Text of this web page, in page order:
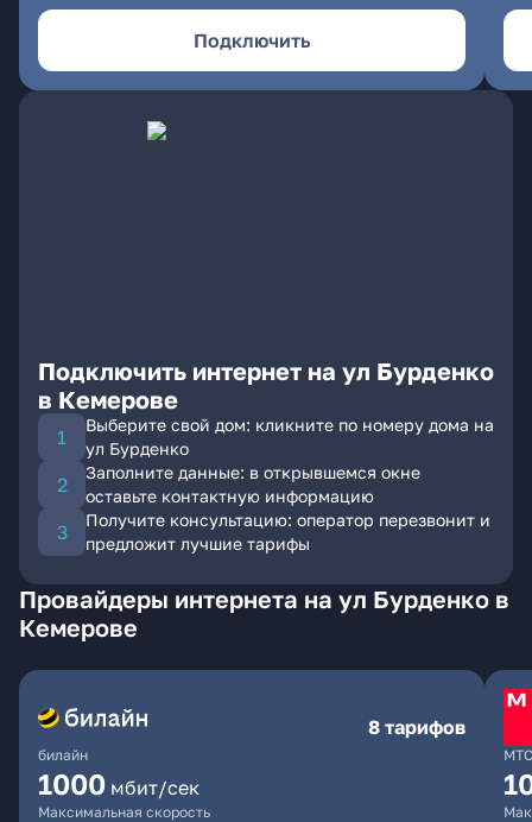
Подключить
Подключить интернет на ул Бурденко
в Кемерове
Выберите свой дом: кликните по номеру дома на
ул Бурденко
Заполните данные: в открывшемся окне
оставьте контактную информацию
Получите консультацию: оператор перезвонит и
предложит лучшие тарифы
Провайдеры интернета на ул Бурденко в
Кемерове
билайн
8 тарифов
1000 мбит/сек
Максимальная скорость
МТС